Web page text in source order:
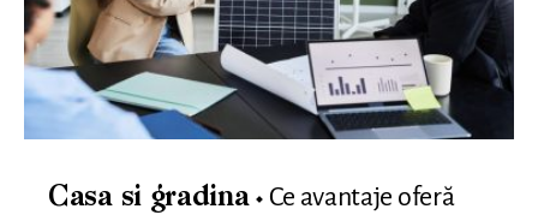
Casa si gradina
Ce avantaje oferă